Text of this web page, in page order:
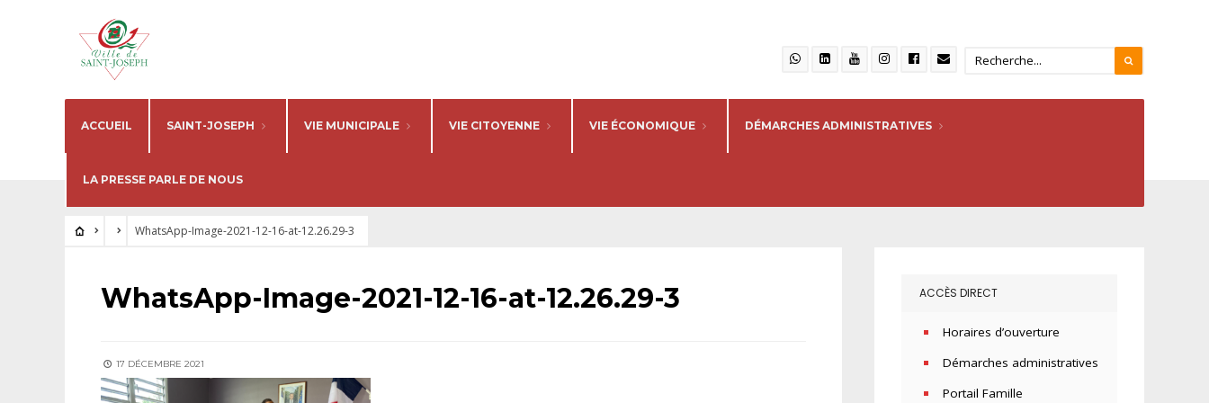
ACCUEIL SAINT-JOSEPH VIE MUNICIPALE VIE CITOYENNE VIE ÉCONOMIQUE DÉMARCHES ADMINISTRATIVES
LA PRESSE PARLE DE NOUS
WhatsApp-Image-2021-12-16-at-12.26.29-3
WhatsApp-Image-2021-12-16-at-12.26.29-3
17 DÉCEMBRE 2021
ACCÈS DIRECT
Horaires d’ouverture
Démarches administratives
Portail Famille